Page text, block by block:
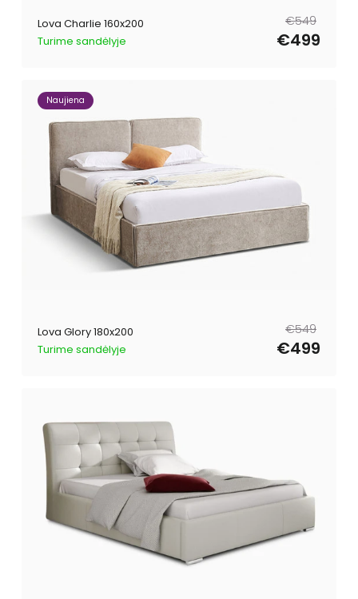
Lova Charlie 160x200
Turime sandėlyje
Parastā
cena
€549
Pārdošanas
cena€499
Naujiena
Lova Glory 180x200
Turime sandėlyje
Parastā
cena
€549
Pārdošanas
cena€499